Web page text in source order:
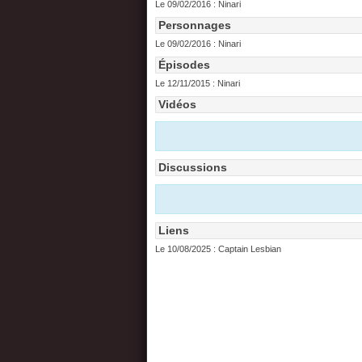
Le 09/02/2016 : Ninari
Personnages
Le 09/02/2016 : Ninari
Épisodes
Le 12/11/2015 : Ninari
Vidéos
Discussions
Liens
Le 10/08/2025 : Captain Lesbian